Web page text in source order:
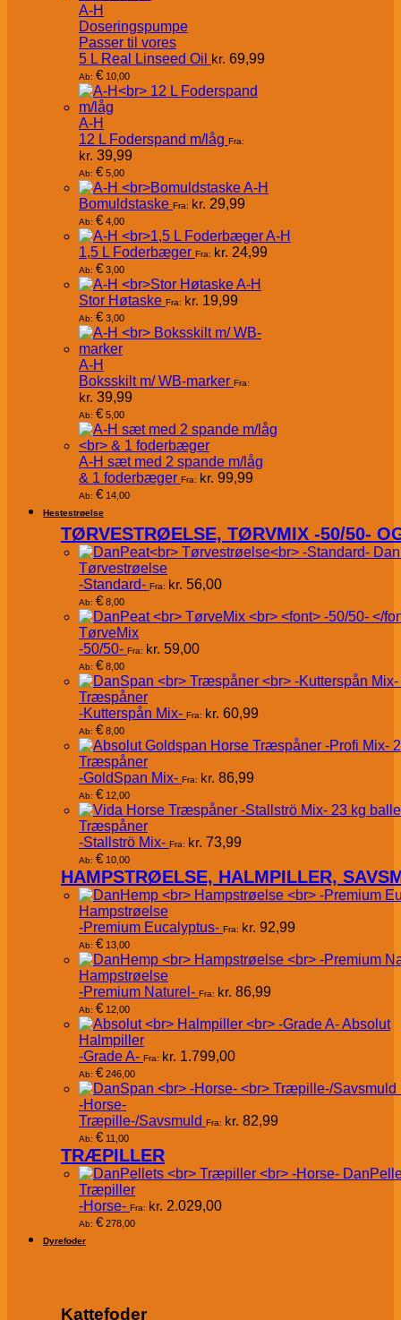
A-H
Doseringspumpe
Passer til vores
5 L Real Linseed Oil kr. 69,99
Ab: € 10,00
A-H
12 L Foderspand m/låg Fra:
kr. 39,99
Ab: € 5,00
A-H
Bomuldstaske Fra: kr. 29,99
Ab: € 4,00
A-H
1,5 L Foderbæger Fra: kr. 24,99
Ab: € 3,00
A-H
Stor Høtaske Fra: kr. 19,99
Ab: € 3,00
A-H
Boksskilt m/ WB-marker Fra:
kr. 39,99
Ab: € 5,00
A-H sæt med 2 spande m/låg
& 1 foderbæger Fra: kr. 99,99
Ab: € 14,00
Hestestrøelse
TØRVESTRØELSE, TØRVMIX -50/50-
Tørvestrøelse
-Standard- Fra: kr. 56,00
Ab: € 8,00
TørveMix
-50/50- Fra: kr. 59,00
Ab: € 8,00
Træspåner
-Kutterspån Mix- Fra: kr. 60,99
Ab: € 8,00
Træspåner
-GoldSpan Mix- Fra: kr. 86,99
Ab: € 12,00
Træspåner
-Stallströ Mix- Fra: kr. 73,99
Ab: € 10,00
HAMPSTRØELSE, HALMPILLER,
Hampstrøelse
-Premium Eucalyptus- Fra: kr. 92,99
Ab: € 13,00
Hampstrøelse
-Premium Naturel- Fra: kr. 86,99
Ab: € 12,00
Absolut
Halmpiller
-Grade A- Fra: kr. 1.799,00
Ab: € 246,00
-Horse-
Træpille-/Savsmuld Fra: kr. 82,99
Ab: € 11,00
TRÆPILLER
Træpiller
-Horse- Fra: kr. 2.029,00
Ab: € 278,00
Dyrefoder
Kattefoder